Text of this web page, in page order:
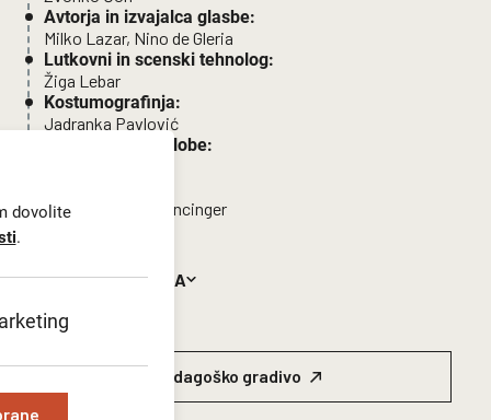
dovolite
.
Avtorja in izvajalca glasbe:
Milko Lazar, Nino de Gleria
Lutkovni in scenski tehnolog:
Žiga Lebar
Kostumografinja:
Jadranka Pavlović
Oblikovalec svetlobe:
Irena Androjna Mencinger
Vodja predstave in oblikovalec zvoka:
Glasba posneta v studiu:
Ropotarnica
Scenska tehnika:
CELOTNA ZASEDBA
Pedagoško gradivo